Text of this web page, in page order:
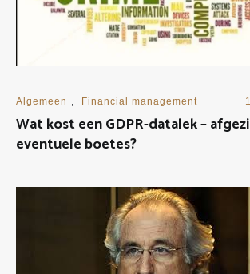
Algemeen , Financial management
Wat kost een GDPR-datalek –
eventuele boetes?